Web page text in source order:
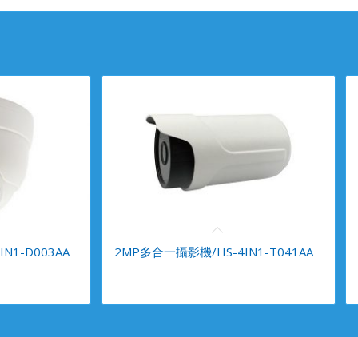
D003AA 2MP多合一攝影機/HS-4IN1-T041AA